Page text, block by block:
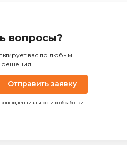
вопросы?
вас по любым
Отправить заявку
и обработки